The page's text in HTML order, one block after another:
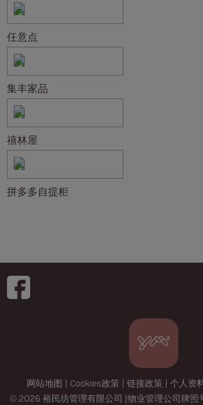
任意点
集丰家品
禧林屋
拼多多自提柜
网站地图 Cookies政策 链接政策 个人资
© 2026 裕民坊管理有限公司 (物业管理公司牌照